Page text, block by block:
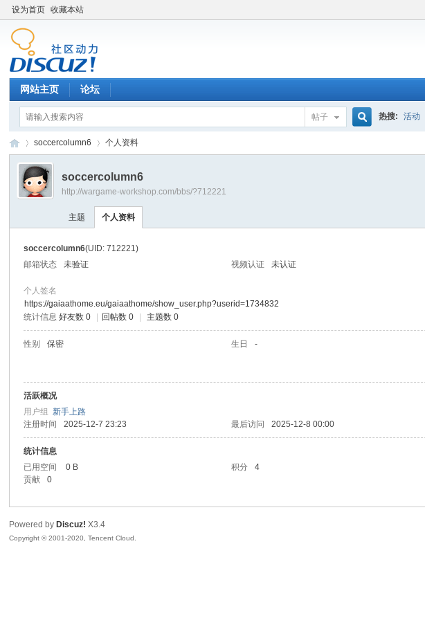
设为首页 收藏本站
网站主页 论坛
帖子 热搜: 活动
›
soccercolumn6 个人资料
soccercolumn6
http://wargame-workshop.com/bbs/?712221
主题 个人资料
soccercolumn6(UID: 712221)
邮箱状态
未验证 视频认证 未认证
个人签名
https://gaiaathome.eu/gaiaathome/show_user.php?userid=1734832
统计信息 好友数 0 回帖数 0 主题数 0
性别 保密 生日 -
活跃概况
用户组新手上路
注册时间
2025-12-7 23:23 最后访问 2025-12-8 00:00
统计信息
已用空间
0 B 积分 4
贡献
0
Powered by Discuz! X3.4
Copyright © 2001-2020, Tencent Cloud.